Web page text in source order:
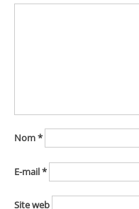
Nom*
E-mail*
Site web